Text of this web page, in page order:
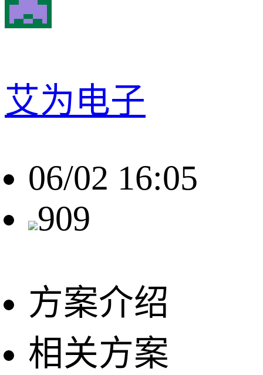
艾为电子
06/02 16:05
909
方案介绍
相关方案